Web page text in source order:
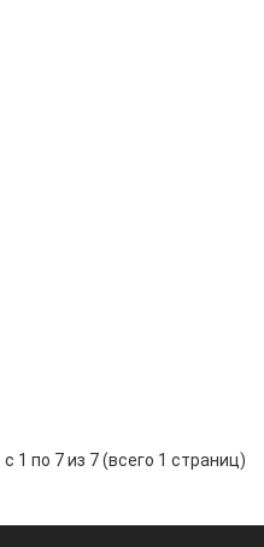
1 по 7 из 7 (всего 1 страниц)